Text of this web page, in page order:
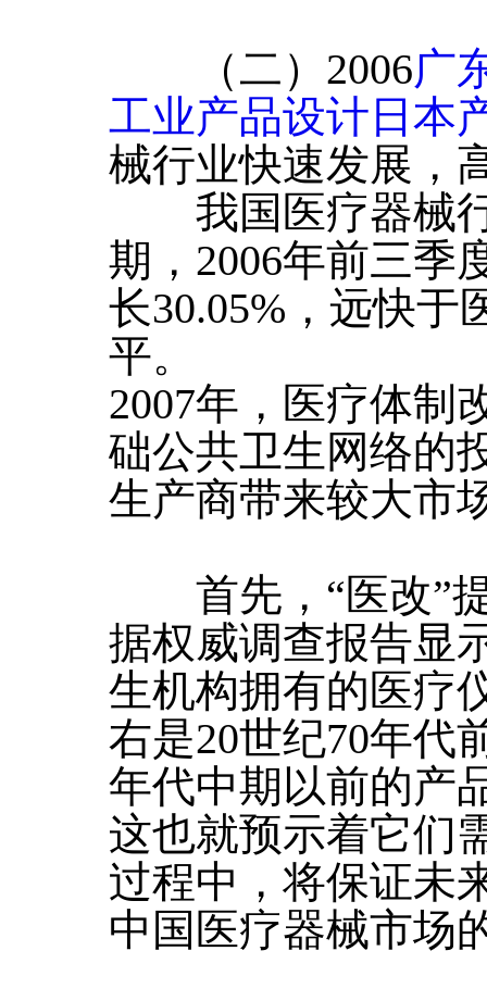
（二）2006广
工业产品设计日本
械行业快速发展，
我国医疗器械行
期，2006年前三季
长30.05%，远快于
平。
2007年，医疗体制
础公共卫生网络的
生产商带来较大市
首先，“医改”提
据权威调查报告显
生机构拥有的医疗
右是20世纪70年代
年代中期以前的产
这也就预示着它们
过程中，将保证未
中国医疗器械市场